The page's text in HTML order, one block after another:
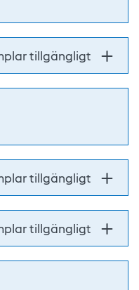
tillgängligt
tillgängligt
tillgängligt